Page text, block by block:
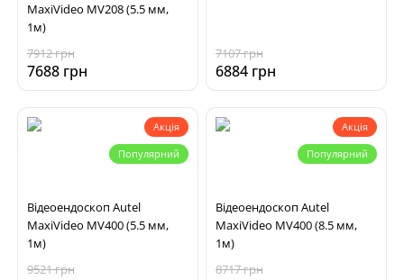
MaxiVideo MV208 (5.5 мм,
1м)
7912 грн
7688 грн
7107 грн
6884 грн
Акція
Популярний
Відеоендоскоп Autel
MaxiVideo MV400 (5.5 мм,
1м)
9521 грн
Акція
Популярний
Відеоендоскоп Autel
MaxiVideo MV400 (8.5 мм,
1м)
8717 грн